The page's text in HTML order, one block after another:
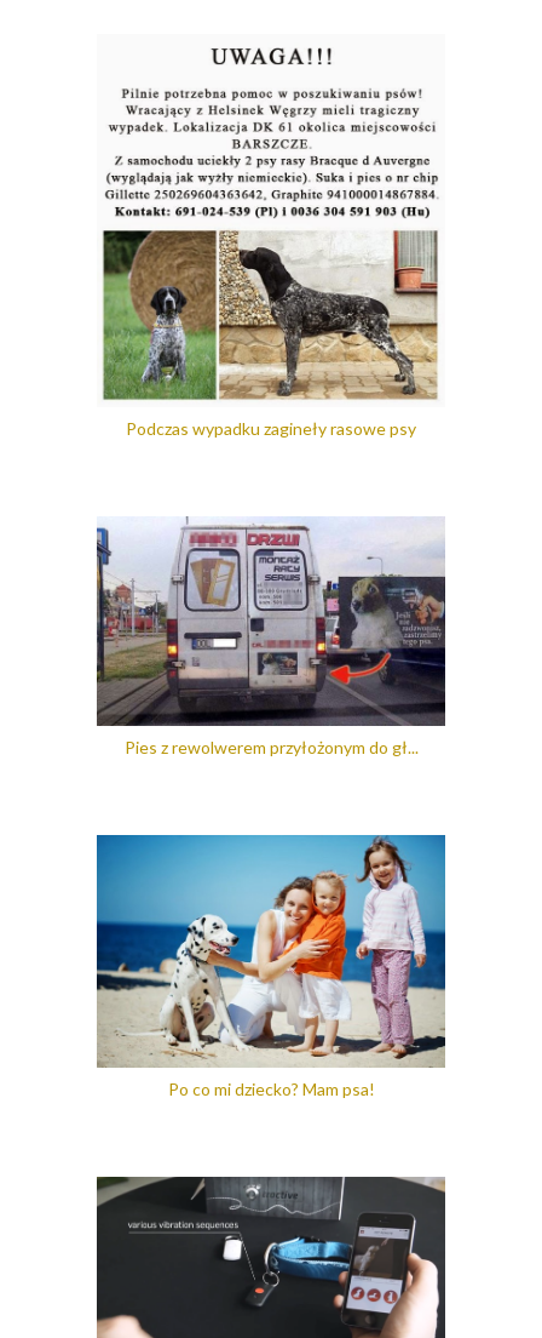
Podczas wypadku zagineły rasowe psy
Pies z rewolwerem przyłożonym do gł...
Po co mi dziecko? Mam psa!